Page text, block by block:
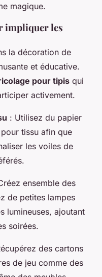
magique.
impliquer les
la décoration de
et éducative.
pour tipis qui
activement.
: Utilisez du papier
tissu afin que
les voiles de
ensemble des
de petites lampes
lumineuses, ajoutant
soirées.
des cartons
de jeu comme des